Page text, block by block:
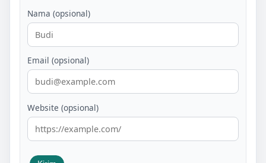
Nama (opsional)
Email (opsional)
Website (opsional)